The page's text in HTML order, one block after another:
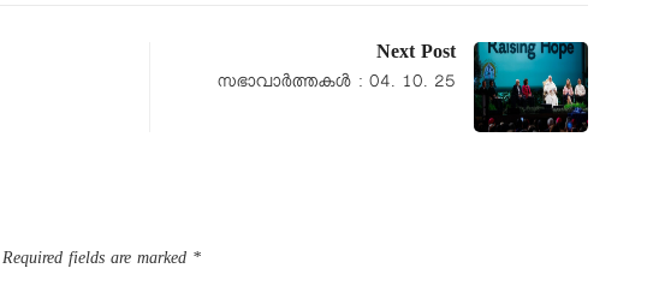
Next Post
സഭാവാര്‍ത്തകള്‍ : 04. 10. 25
Required fields are marked *